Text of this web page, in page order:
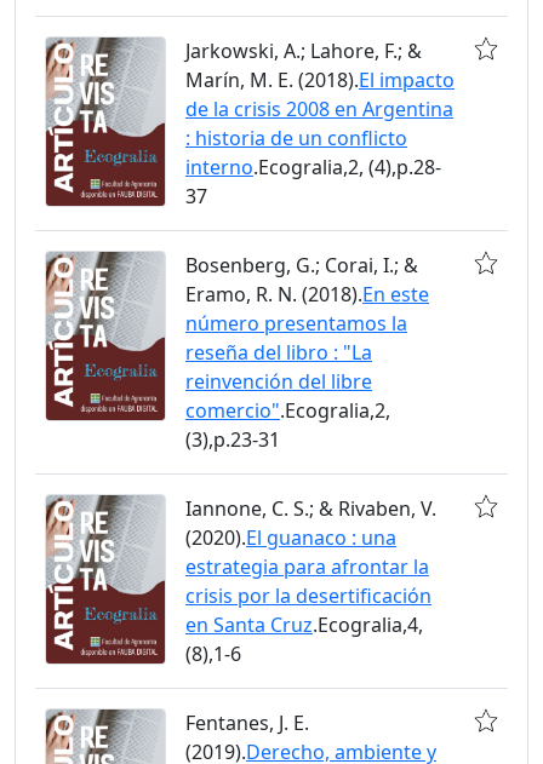
Jarkowski, A.; Lahore, F.; &
Marín, M. E. (2018).El impacto
de la crisis 2008 en Argentina
: historia de un conflicto
interno.Ecogralia,2, (4),p.28-
37
Bosenberg, G.; Corai, I.; &
Eramo, R. N. (2018).En este
número presentamos la
reseña del libro : "La
reinvención del libre
comercio".Ecogralia,2,
(3),p.23-31
Iannone, C. S.; & Rivaben, V.
(2020).El guanaco : una
estrategia para afrontar la
crisis por la desertificación
en Santa Cruz.Ecogralia,4,
(8),1-6
Fentanes, J. E.
(2019).Derecho, ambiente y